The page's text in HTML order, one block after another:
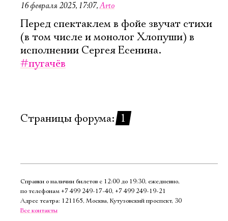
16 февраля 2025, 17:07,Arto
Перед спектаклем в фойе звучат стихи
(в том числе и монолог Хлопуши) в
исполнении Сергея Есенина.
#пугачёв
Страницы форума: 1
Справки о наличии билетов с 12:00 до 19:30, ежедневно,
по телефонам +7 499 249‑17‑40, +7 499 249‑19‑21
Адрес театра: 121165, Москва, Кутузовский проспект, 30
Все контакты
Электропочта